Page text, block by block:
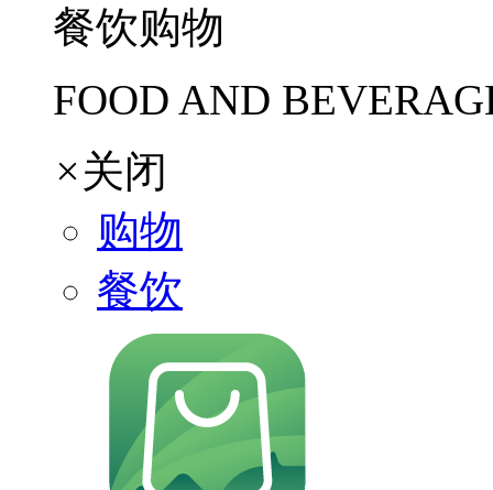
餐饮购物
FOOD AND
×关闭
购物
餐饮